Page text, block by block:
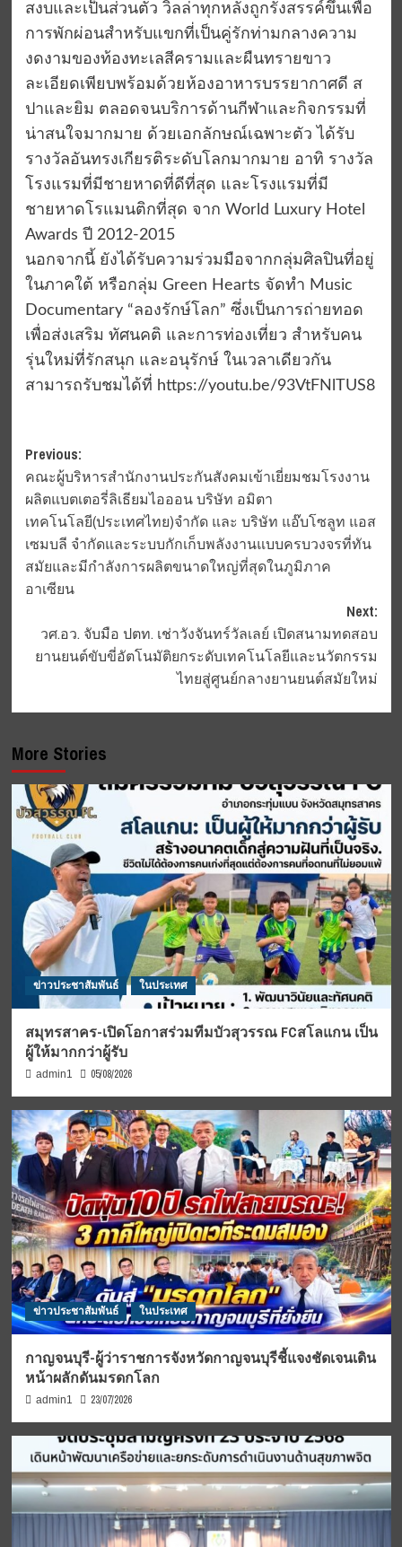
สงบและเป็นส่วนตัว วิลล่าทุกหลังถูกรังสรรค์ขึ้นเพื่อ
การพักผ่อนสำหรับแขกที่เป็นคู่รักท่ามกลางความ
งดงามของท้องทะเลสีครามและผืนทรายขาว
ละเอียดเพียบพร้อมด้วยห้องอาหารบรรยากาศดี ส
ปาและยิม ตลอดจนบริการด้านกีฬาและกิจกรรมที่
น่าสนใจมากมาย ด้วยเอกลักษณ์เฉพาะตัว ได้รับ
รางวัลอันทรงเกียรติระดับโลกมากมาย อาทิ รางวัล
โรงแรมที่มีชายหาดที่ดีที่สุด และโรงแรมที่มี
ชายหาดโรแมนติกที่สุด จาก World Luxury Hotel
Awards ปี 2012-2015
นอกจากนี้ ยังได้รับความร่วมมือจากกลุ่มศิลปินที่อยู่
ในภาคใต้ หรือกลุ่ม Green Hearts จัดทำ Music
Documentary “ลองรักษ์โลก” ซึ่งเป็นการถ่ายทอด
เพื่อส่งเสริม ทัศนคติ และการท่องเที่ยว สำหรับคน
รุ่นใหม่ที่รักสนุก และอนุรักษ์ ในเวลาเดียวกัน
สามารถรับชมได้ที่ https://youtu.be/93VtFNlTUS8
Post
navigation
Previous:
คณะผู้บริหารสำนักงานประกันสังคมเข้าเยี่ยมชมโรงงาน
ผลิตแบตเตอรี่ลิเธียมไอออน บริษัท อมิตา
เทคโนโลยี(ประเทศไทย)จำกัด และ บริษัท แอ๊บโซลูท แอส
เซมบลี จำกัดและระบบกักเก็บพลังงานแบบครบวงจรที่ทัน
สมัยและมีกำลังการผลิตขนาดใหญ่ที่สุดในภูมิภาค
อาเซียน
Next:
วศ.อว. จับมือ ปตท. เช่าวังจันทร์วัลเลย์ เปิดสนามทดสอบ
ยานยนต์ขับขี่อัตโนมัติยกระดับเทคโนโลยีและนวัตกรรม
ไทยสู่ศูนย์กลางยานยนต์สมัยใหม่
More Stories
ข่าวประชาสัมพันธ์ ในประเทศ
สมุทรสาคร-เปิดโอกาสร่วมทีมบัวสุวรรณ FCสโลแกน เป็น
ผู้ให้มากกว่าผู้รับ
admin1 05/08/2026
ข่าวประชาสัมพันธ์ ในประเทศ
กาญจนบุรี-ผู้ว่าราชการจังหวัดกาญจนบุรีชี้แจงชัดเจนเดิน
หน้าผลักดันมรดกโลก
admin1 23/07/2026